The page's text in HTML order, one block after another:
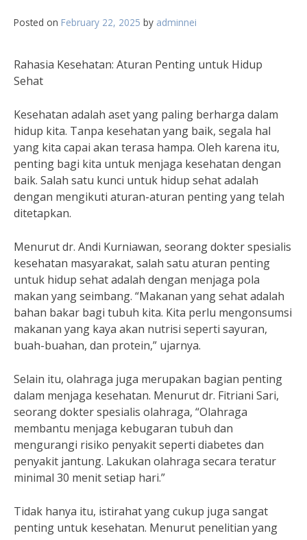
Posted on February 22, 2025 by adminnei
Rahasia Kesehatan: Aturan Penting untuk Hidup
Sehat
Kesehatan adalah aset yang paling berharga dalam
hidup kita. Tanpa kesehatan yang baik, segala hal
yang kita capai akan terasa hampa. Oleh karena itu,
penting bagi kita untuk menjaga kesehatan dengan
baik. Salah satu kunci untuk hidup sehat adalah
dengan mengikuti aturan-aturan penting yang telah
ditetapkan.
Menurut dr. Andi Kurniawan, seorang dokter spesialis
kesehatan masyarakat, salah satu aturan penting
untuk hidup sehat adalah dengan menjaga pola
makan yang seimbang. “Makanan yang sehat adalah
bahan bakar bagi tubuh kita. Kita perlu mengonsumsi
makanan yang kaya akan nutrisi seperti sayuran,
buah-buahan, dan protein,” ujarnya.
Selain itu, olahraga juga merupakan bagian penting
dalam menjaga kesehatan. Menurut dr. Fitriani Sari,
seorang dokter spesialis olahraga, “Olahraga
membantu menjaga kebugaran tubuh dan
mengurangi risiko penyakit seperti diabetes dan
penyakit jantung. Lakukan olahraga secara teratur
minimal 30 menit setiap hari.”
Tidak hanya itu, istirahat yang cukup juga sangat
penting untuk kesehatan. Menurut penelitian yang